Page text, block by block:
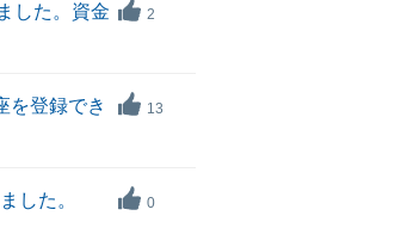
した。資金
2
を登録でき
13
した。 0